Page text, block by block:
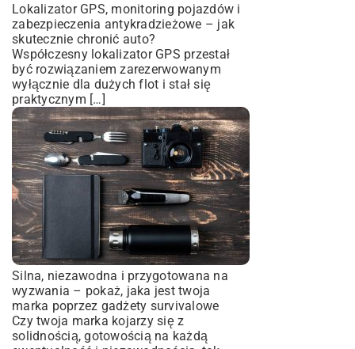
Lokalizator GPS, monitoring pojazdów i
zabezpieczenia antykradzieżowe – jak
skutecznie chronić auto?
Współczesny lokalizator GPS przestał
być rozwiązaniem zarezerwowanym
wyłącznie dla dużych flot i stał się
praktycznym […]
Silna, niezawodna i przygotowana na
wyzwania – pokaż, jaka jest twoja
marka poprzez gadżety survivalowe
Czy twoja marka kojarzy się z
solidnością, gotowością na każdą